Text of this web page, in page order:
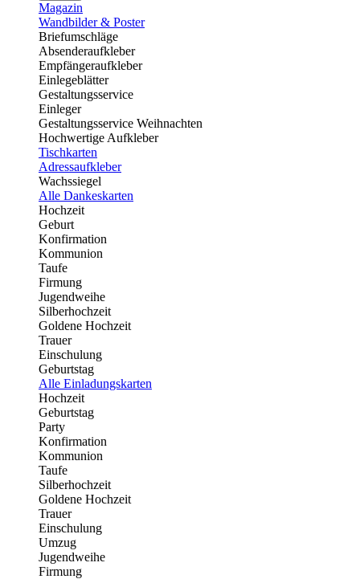
Magazin
Wandbilder & Poster
Briefumschläge
Absenderaufkleber
Empfängeraufkleber
Einlegeblätter
Gestaltungsservice
Einleger
Gestaltungsservice Weihnachten
Hochwertige Aufkleber
Tischkarten
Adressaufkleber
Wachssiegel
Alle Dankeskarten
Hochzeit
Geburt
Konfirmation
Kommunion
Taufe
Firmung
Jugendweihe
Silberhochzeit
Goldene Hochzeit
Trauer
Einschulung
Geburtstag
Alle Einladungskarten
Hochzeit
Geburtstag
Party
Konfirmation
Kommunion
Taufe
Silberhochzeit
Goldene Hochzeit
Trauer
Einschulung
Umzug
Jugendweihe
Firmung